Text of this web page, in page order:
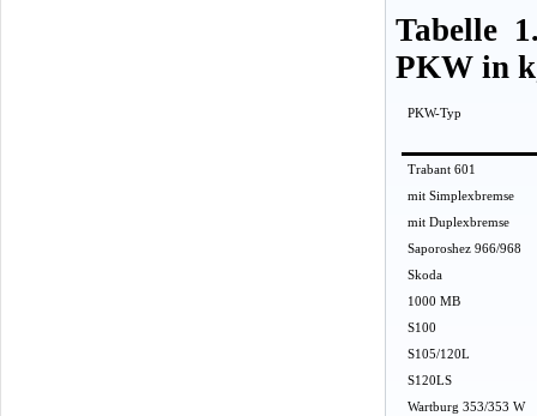
Tabelle
PKW in
PKW-Typ
Trabant 601
mit Simplexbremse
mit Duplexbremse
Saporoshez 966/968
Skoda
1000 MB
S100
S105/120L
S120LS
Wartburg 353/353 W